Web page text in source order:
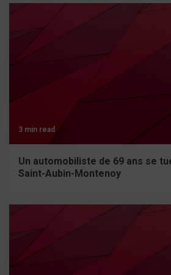
3 min read
Un automobiliste de 69 ans se
Saint-Aubin-Montenoy